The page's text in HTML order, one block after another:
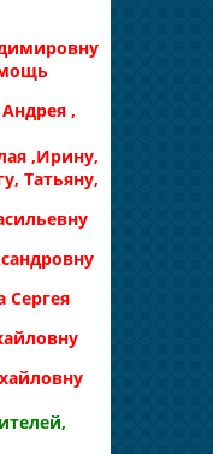
,
,Ирину,
Татьяну,
Сергея